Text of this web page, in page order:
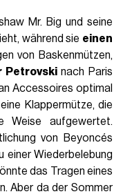
Mr. Big und seine
während sie einen
von Baskenmützen,
Petrovskinach Paris
Accessoires optimal
Klappermütze, die
Weise aufgewertet.
von Beyoncés
einer Wiederbelebung
das Tragen eines
Aber da der Sommer